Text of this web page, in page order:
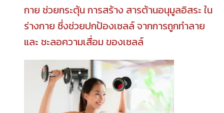
กาย ช่วยกระตุ้น การสร้าง สารต้านอนุมูลอิสระ ใน
ร่างกาย ซึ่งช่วยปกป้องเซลล์ จากการถูกทำลาย
และ ชะลอความเสื่อม ของเซลล์